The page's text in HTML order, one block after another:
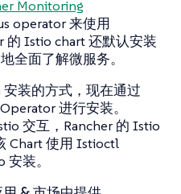
Monitoring
operator 来使用
的 Istio chart 还默认安装
全面了解微服务。
装的方式，现在通过
进行安装。
交互，Rancher 的 Istio
Chart 使用 Istioctl
装。